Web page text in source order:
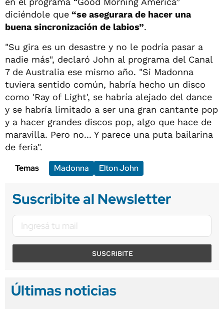
diciéndole que “se asegurara de hacer una
buena sincronización de labios”.
"Su gira es un desastre y no le podría pasar a
nadie más", declaró John al programa del Canal
7 de Australia ese mismo año. "Si Madonna
tuviera sentido común, habría hecho un disco
como 'Ray of Light', se habría alejado del dance
y se habría limitado a ser una gran cantante pop
y a hacer grandes discos pop, algo que hace de
maravilla. Pero no... Y parece una puta bailarina
de feria".
Temas
Madonna Elton John
Suscribite al Newsletter
SUSCRIBITE
Últimas noticias